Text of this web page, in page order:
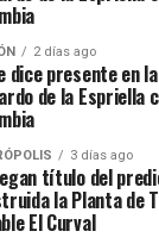
2 días ago
dice presente en
de la Espriella
3 días ago
título del
la Planta de
El Curval